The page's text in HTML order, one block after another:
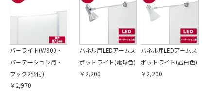
バーライト(W900・
パーテーション用・
フック2個付)
￥2,970
パネル用LEDアームス
ポットライト(電球色)
￥2,200
パネル用LEDアームス
ポットライト(昼白色)
￥2,200